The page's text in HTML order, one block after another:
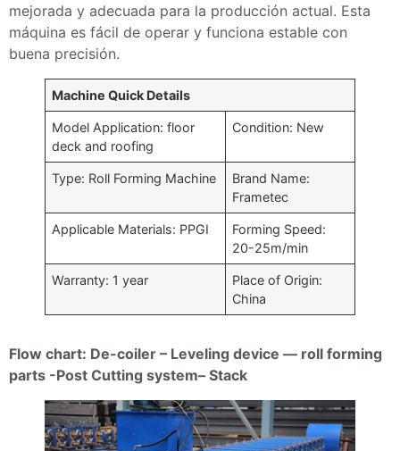
mejorada y adecuada para la producción actual. Esta
máquina es fácil de operar y funciona estable con
buena precisión.
Machine Quick Details
Model Application: floor
deck and roofing
Condition: New
Type: Roll Forming Machine
Brand Name:
Frametec
Applicable Materials: PPGI
Forming Speed:
20-25m/min
Warranty: 1 year
Place of Origin:
China
Flow chart: De-coiler – Leveling device — roll forming
parts -Post Cutting system– Stack